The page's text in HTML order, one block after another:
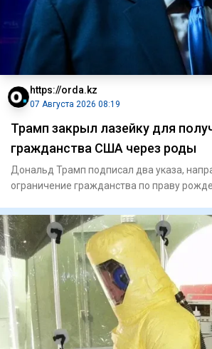
https://orda.kz
07 Августа 2026 08:19
Трамп закрыл лазейку для
гражданства США через роды
Дональд Трамп подписал два указа,
ограничение гражданства по праву